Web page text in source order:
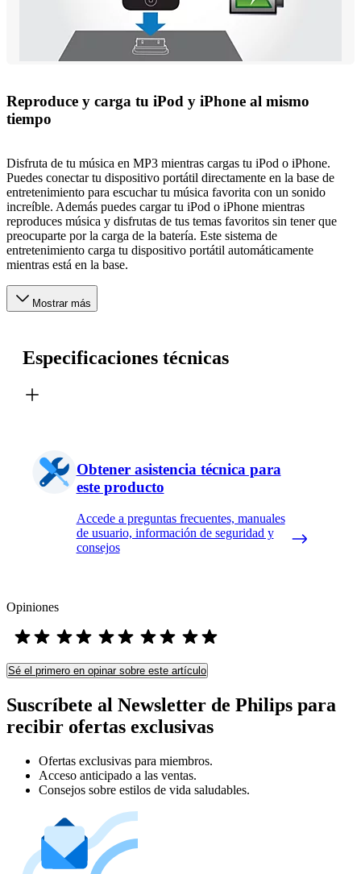
Reproduce y carga tu iPod y iPhone al mismo
tiempo
Disfruta de tu música en MP3 mientras cargas tu iPod o iPhone.
Puedes conectar tu dispositivo portátil directamente en la base de
entretenimiento para escuchar tu música favorita con un sonido
increíble. Además puedes cargar tu iPod o iPhone mientras
reproduces música y disfrutas de tus temas favoritos sin tener que
preocuparte por la carga de la batería. Este sistema de
entretenimiento carga tu dispositivo portátil automáticamente
mientras está en la base.
Mostrar más
Especificaciones técnicas
Obtener asistencia técnica para
este producto
Accede a preguntas frecuentes, manuales
de usuario, información de seguridad y
consejos
Opiniones
Sé el primero en opinar sobre este artículo
Suscríbete al Newsletter de Philips para
recibir ofertas exclusivas
Ofertas exclusivas para miembros.
Acceso anticipado a las ventas.
Consejos sobre estilos de vida saludables.